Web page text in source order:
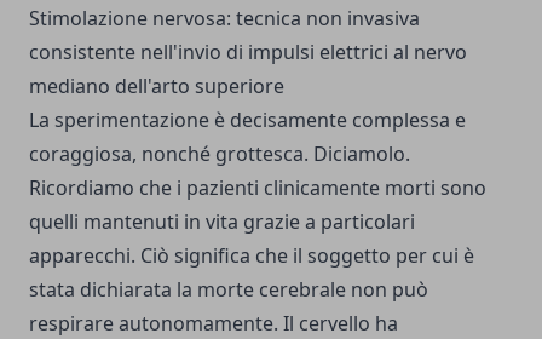
Stimolazione nervosa: tecnica non invasiva
consistente nell'invio di impulsi elettrici al nervo
mediano dell'arto superiore
La sperimentazione è decisamente complessa e
coraggiosa, nonché grottesca. Diciamolo.
Ricordiamo che i pazienti clinicamente morti sono
quelli mantenuti in vita grazie a particolari
apparecchi. Ciò significa che il soggetto per cui è
stata dichiarata la morte cerebrale non può
respirare autonomamente. Il cervello ha